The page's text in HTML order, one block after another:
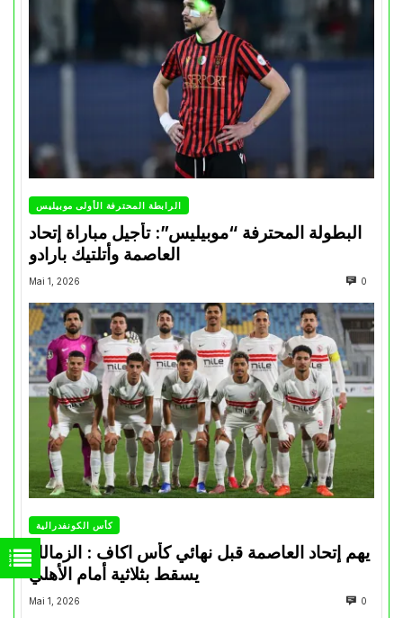
الرابطة المحترفة الأولى موبيليس
البطولة المحترفة “موبيليس”: تأجيل مباراة إتحاد
العاصمة وأتلتيك بارادو
Mai 1, 2026 0
كأس الكونفدرالية
يهم إتحاد العاصمة قبل نهائي كأس اكاف : الزمالك
Mai 1, 2026 0